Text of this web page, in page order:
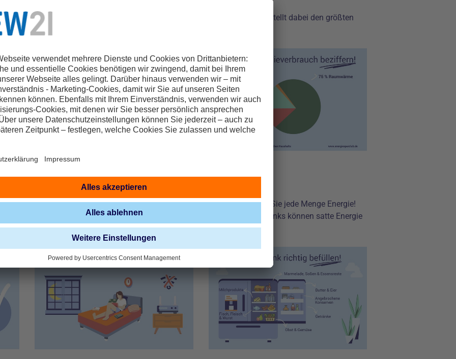
im Haushalt dargestellt. Die Raumwärme und Warmwasser stellt dabei den größten
Heizung lässt sich pro Grad ca.
sparen
Trockner, Spülmaschine schon im Eco Modus? Damit sparen Sie jede Menge Energie!
des W-LAN-Routers oder das effiziente Einräumen des Kühlschranks können satte Energie